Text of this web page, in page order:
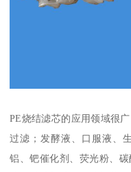
PE烧结滤芯的应用领域很
过滤；发酵液、口服液、
铝、钯催化剂、荧光粉、